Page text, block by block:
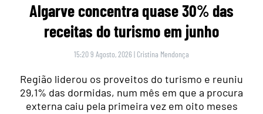
Algarve concentra quase 30% das
receitas do turismo em junho
15:20 9 Agosto, 2026 | Cristina Mendonça
Região liderou os proveitos do turismo e reuniu
29,1% das dormidas, num mês em que a procura
externa caiu pela primeira vez em oito meses